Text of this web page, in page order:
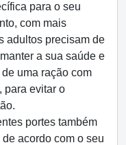
para o seu
com mais
adultos precisam de
a sua saúde e
uma ração com
para evitar o
portes também
acordo com o seu